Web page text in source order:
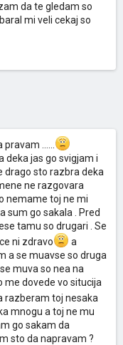
da te gledam so
mi veli cekaj so
......
deka jas go svigjam i
drago sto razbra deka
ne razgovara
nemame toj ne mi
sum go sakala . Pred
tamu so drugari . Se
ni zdravo
a
a se muavse so druga
muva so nea na
me dovede vo situcija
razberam toj nesaka
mnogu a toj ne mu
go sakam da
sto da napravam ?